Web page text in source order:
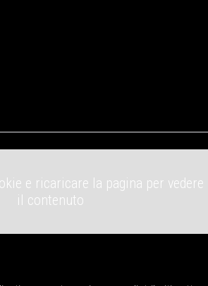
e ricaricare la pagina per vedere
il contenuto